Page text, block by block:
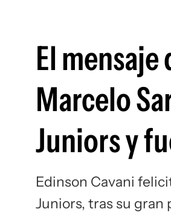
El
Marcelo
Juniors y
Edinson Cavani
Juniors, tras su gran